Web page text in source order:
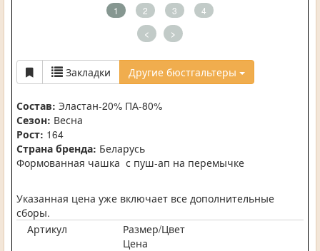
1 2 3 4
< >
Закладки Другие бюстгальтеры
Состав: Эластан-20% ПА-80%
Сезон: Весна
Рост: 164
Страна бренда: Беларусь
Формованная чашка с пуш-ап на перемычке
Указанная цена уже включает все дополнительные
сборы.
Артикул
Размер/Цвет
Цена